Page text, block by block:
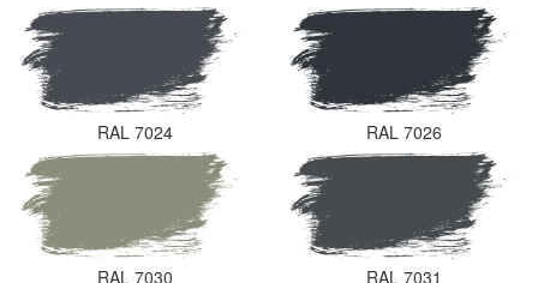
RAL 7024 RAL 7026
RAL 7030 RAL 7031